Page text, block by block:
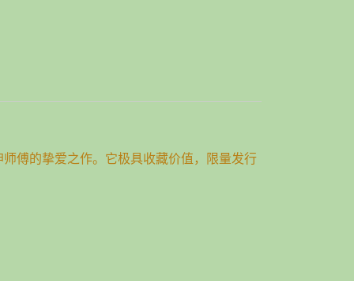
傅的挚爱之作。它极具收藏价值，限量发行